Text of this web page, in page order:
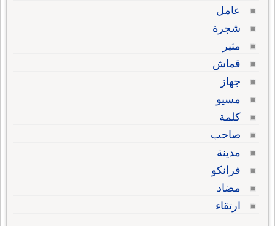
عامل
شجرة
مثير
قماش
جهاز
مسيو
كلمة
صاحب
مدينة
فرانكو
مضاد
ارتقاء